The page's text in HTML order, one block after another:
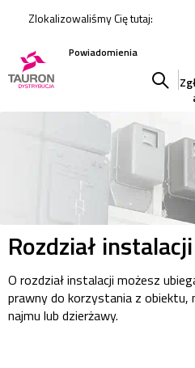
Zlokalizowaliśmy Cię tutaj:
Powiadomienia
serwisie
Rozdział instalacji
O rozdział instalacji możesz
prawny do korzystania z obiektu,
najmu lub dzierżawy.